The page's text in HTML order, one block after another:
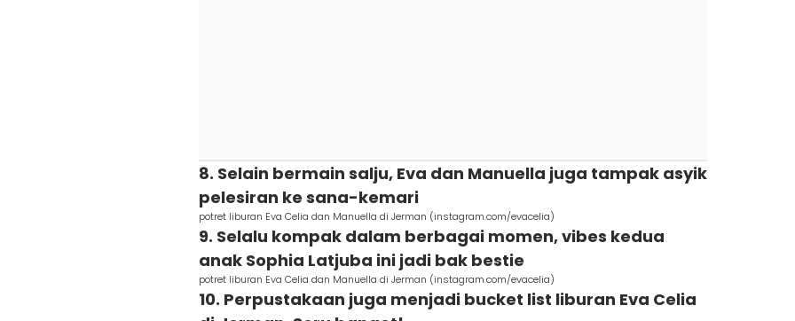
8. Selain bermain salju, Eva dan Manuella juga tampak asyik
pelesiran ke sana-kemari
potret liburan Eva Celia dan Manuella di Jerman (instagram.com/evacelia)
9. Selalu kompak dalam berbagai momen, vibes kedua
anak Sophia Latjuba ini jadi bak bestie
potret liburan Eva Celia dan Manuella di Jerman (instagram.com/evacelia)
10. Perpustakaan juga menjadi bucket list liburan Eva Celia